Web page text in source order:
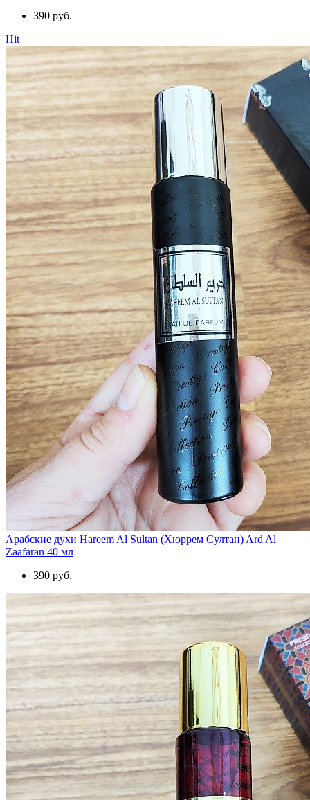
390 руб.
Hit
Арабские духи Hareem Al Sultan (Хюррем Султан) Ard Al
Zaafaran 40 мл
390 руб.